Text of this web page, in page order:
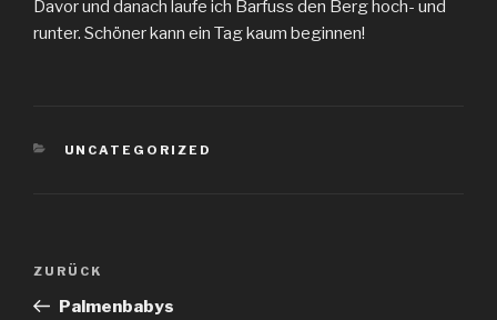
Davor und danach laufe ich Barfuss den Berg hoch- und
runter. Schöner kann ein Tag kaum beginnen!
KATEGORIEN
UNCATEGORIZED
Beitragsnavigation
Vorheriger
Beitrag
ZURÜCK
Palmenbabys